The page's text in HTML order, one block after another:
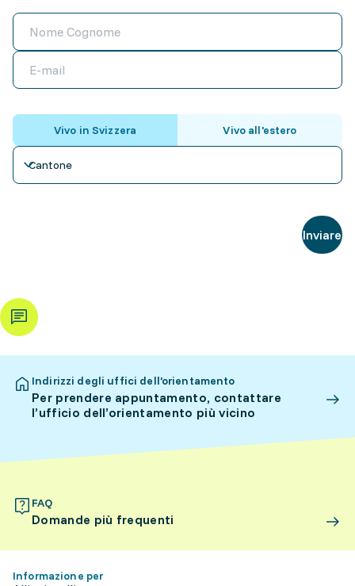
Vivo in Svizzera Vivo all'estero
Cantone
Inviare
Indirizzi degli uffici dell’orientamento
Per prendere appuntamento, contattare
l’ufficio dell’orientamento più vicino
FAQ
Domande più frequenti
Informazione per